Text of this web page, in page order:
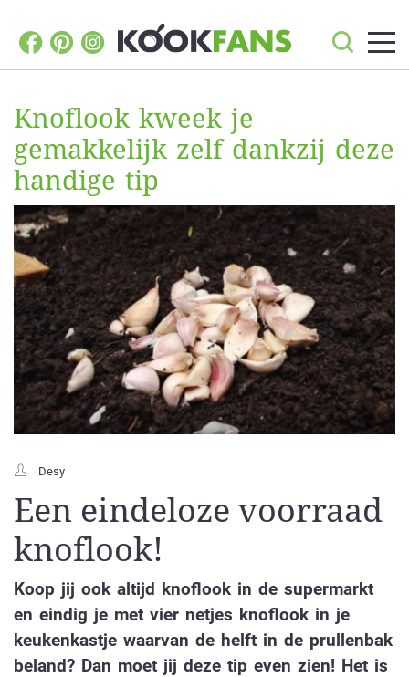
Knoflook kweek je
gemakkelijk zelf dankzij deze
handige tip
Desy
Een eindeloze voorraad
knoflook!
Koop jij ook altijd knoflook in de supermarkt
en eindig je met vier netjes knoflook in je
keukenkastje waarvan de helft in de prullenbak
beland? Dan moet jij deze tip even zien! Het is